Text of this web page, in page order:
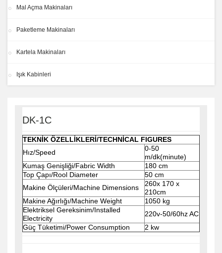
Mal Açma Makinaları
Paketleme Makinaları
Kartela Makinaları
Işık Kabinleri
DK-1C
TEKNİK ÖZELLİKLERİ/TECHNİCAL FIGURES
Hız/Speed
0-50
m/dk(minute)
Kumaş Genişliği/Fabric Width
180 cm
Top Çapı/Rool Diameter
50 cm
Makine Ölçüleri/Machine Dimensions
260x 170 x
210cm
Makine Ağırlığı/Machine Weight
1050 kg
Elektriksel Gereksinim/Installed
Electricity
220v-50/60hz AC
Güç Tüketimi/Power Consumption
2 kw